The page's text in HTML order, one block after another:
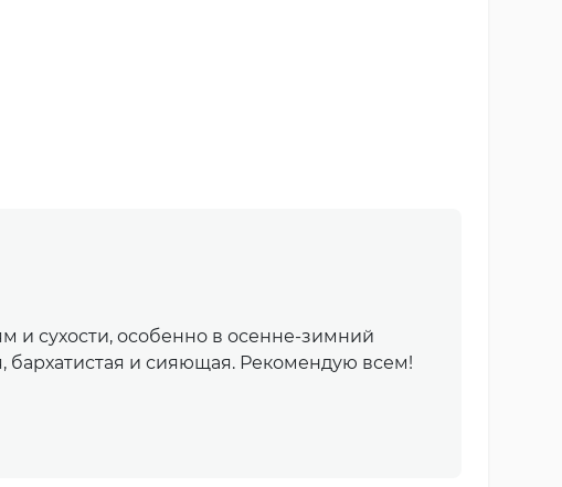
и сухости, особенно в осенне-зимний
бархатистая и сияющая. Рекомендую всем!